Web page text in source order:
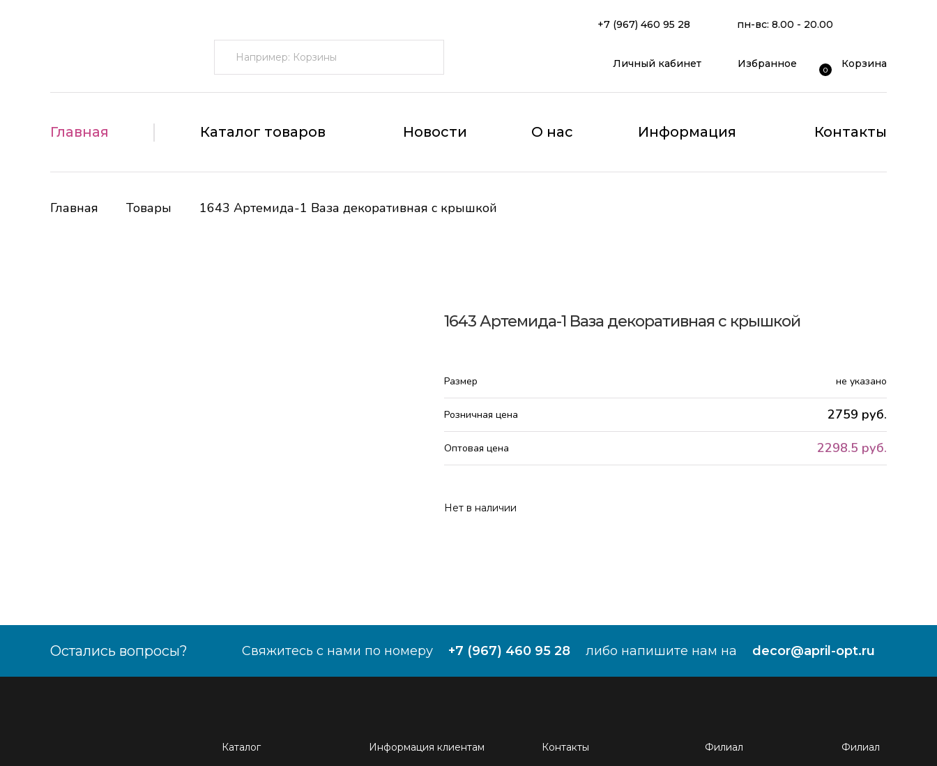
+7 (967) 460 95 28 пн-вс: 8.00 - 20.00
Личный кабинет Избранное
0
Корзина
Главная Каталог товаров Новости О нас Информация Контакты
Главная Товары 1643 Артемида-1 Ваза декоративная с крышкой
1643 Артемида-1 Ваза декоративная с крышкой
Размер не указано
Розничная цена 2759 руб.
Оптовая цена 2298.5 руб.
Нет в наличии
Остались вопросы? Свяжитесь с нами по номеру +7 (967) 460 95 28 либо напишите нам на decor@april-opt.ru
Каталог Информация клиентам Контакты Филиал Филиал